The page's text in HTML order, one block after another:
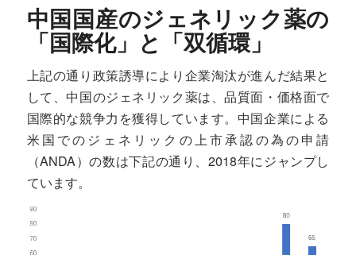
中国国産のジェネリック薬の
「国際化」と「双循環」
上記の通り政策誘導により企業淘汰が進んだ結果と
して、中国のジェネリック薬は、品質面・価格面で
国際的な競争力を獲得しています。中国企業による
米国でのジェネリックの上市承認の為の申請
（ANDA）の数は下記の通り、2018年にジャンプし
ています。